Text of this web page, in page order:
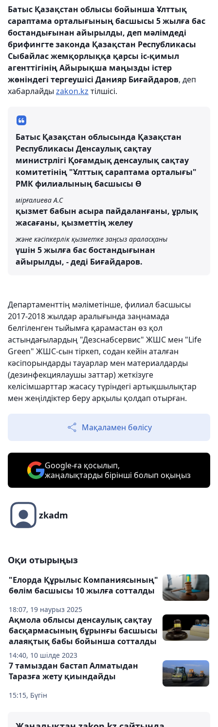
Батыс Қазақстан облысы бойынша Ұлттық
сараптама орталығының басшысы 5 жылға бас
бостандығынан айырылды, деп мәлімдеді
брифингте законда Қазақстан Республикасы
Сыбайлас жемқорлыққа қарсы іс-қимыл
агенттігінің Айырықша маңызды істер
жөніндегі тергеушісі Данияр Биғайдаров, деп
хабарлайды zakon.kz тілшісі.
Батыс Қазақстан облысында Қазақстан
Республикасы Денсаулық сақтау
министрлігі Қоғамдық денсаулық сақтау
комитетінің "Ұлттық сараптама орталығы"
РМК филиалының басшысы Ө
мірғалиева А.С
қызмет бабын асыра пайдаланғаны, ұрлық
жасағаны, қызметтің желеу
және кәсіпкерлік қызметке заңсыз араласқаны
үшін 5 жылға бас бостандығынан
айырылды, - деді Биғайдаров.
Департаменттің мәліметінше, филиал басшысы
2017-2018 жылдар аралығында заңнамада
белгіленген тыйымға қарамастан өз қол
астындағылардың "Дезснабсервис" ЖШС мен "Life
Green" ЖШС-сын тіркеп, содан кейін аталған
кәсіпорындарды тауарлар мен материалдарды
(дезинфекциялаушы заттар) жеткізуге
келісімшарттар жасасу түріндегі артықшылықтар
мен жеңілдіктер беру арқылы қолдап отырған.
Мақаламен бөлісу
Google-ға қосылып,
жаңалықтарды бірінші болып оқыңыз
zkadm
Оқи отырыңыз
18:07, 19 наурыз 2025
"Елорда Құрылыс Компаниясының"
бөлім басшысы 10 жылға сотталды
14:40, 10 шілде 2023
Ақмола облысы денсаулық сақтау
басқармасының бұрынғы басшысы
алаяқтық бабы бойынша сотталды
15:15, Бүгін
7 тамыздан бастап Алматыдан
Таразға жету қиындайды